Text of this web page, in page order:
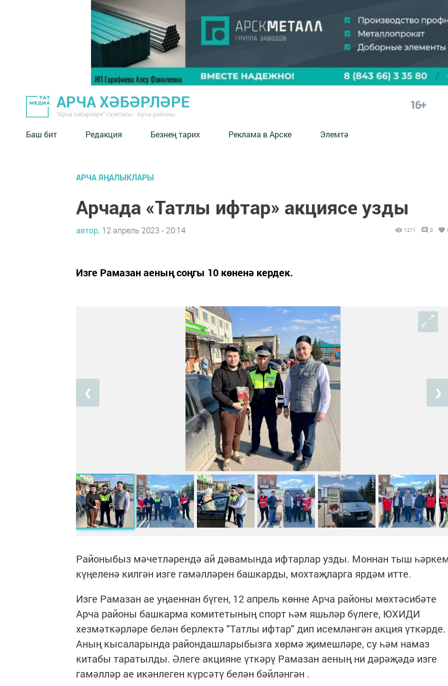
АРЧА ХӘБӘРЛӘРЕ
"Арча хәбәрләре" газетасы - Арча районы
16+
Баш бит Редакция Безнең тарих Реклама в Арске Элемтә
АРЧА ЯҢАЛЫКЛАРЫ
Арчада «Татлы ифтар» акциясе узды
автор, 12 апрель 2023 - 20:14 1211 0
Изге Рамазан аеның соңгы 10 көненә кердек.
❮ ❯
Районыбыз мәчетләрендә ай дәвамында ифтарлар узды. Моннан тыш
күңеленә килгән изге гамәлләрен башкарды, мохтаҗларга ярдәм итте.
Изге Рамазан ае уңаеннан бүген, 12 апрель көнне Арча районы мөхтәсибәте
Арча районы башкарма комитетының спорт һәм яшьләр бүлеге, ЮХИДИ
хезмәткәрләре белән берлектә "Татлы ифтар" дип исемләнгән акция үткәрде.
Аның кысаларында райондашларыбызга хөрмә җимешләре, су һәм намаз
китабы таратылды. Әлеге акцияне үткәрү Рамазан аеның ни дәрәҗәдә изге
гамәлләр ае икәнлеген күрсәтү белән бәйләнгән .